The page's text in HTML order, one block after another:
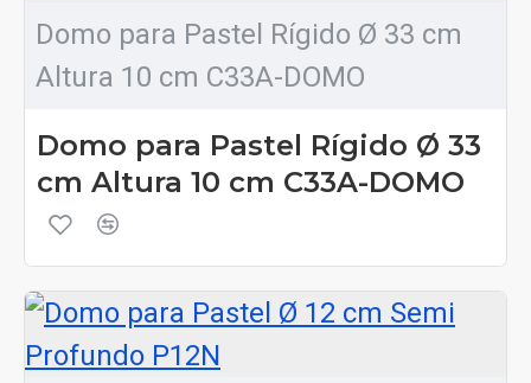
Domo para Pastel Rígido Ø 33 cm
Altura 10 cm C33A-DOMO
Domo para Pastel Rígido Ø 33
cm Altura 10 cm C33A-DOMO